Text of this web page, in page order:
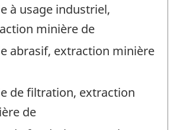
à usage industriel,
minière de
abrasif, extraction minière
de filtration, extraction
de